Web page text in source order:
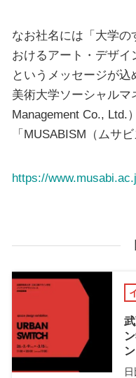
なお社名には「⼤学
おけるアート・デザイ
というメッセージが
美術大学ソーシャルマ
Management Co., Ltd.
「MUSABISM（ムサビ
https://